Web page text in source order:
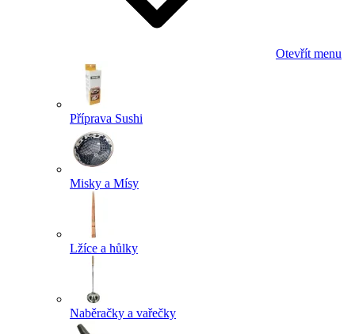
Otevřít menu
Příprava Sushi
Misky a Mísy
Lžíce a hůlky
Naběračky a vařečky